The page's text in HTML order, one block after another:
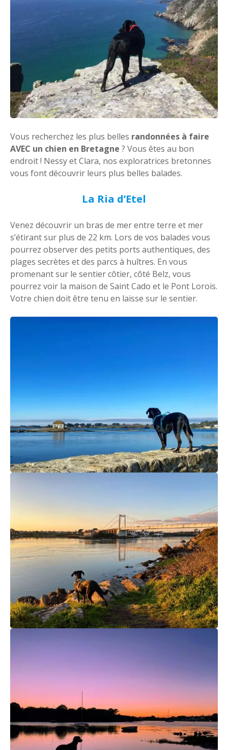
Vous recherchez les plus belles randonnées à faire
AVEC un chien en Bretagne ? Vous êtes au bon
endroit ! Nessy et Clara, nos exploratrices bretonnes
vous font découvrir leurs plus belles balades.
La Ria d’Etel
Venez découvrir un bras de mer entre terre et mer
s’étirant sur plus de 22 km. Lors de vos balades vous
pourrez observer des petits ports authentiques, des
plages secrètes et des parcs à huîtres. En vous
promenant sur le sentier côtier, côté Belz, vous
pourrez voir la maison de Saint Cado et le Pont Lorois.
Votre chien doit être tenu en laisse sur le sentier.